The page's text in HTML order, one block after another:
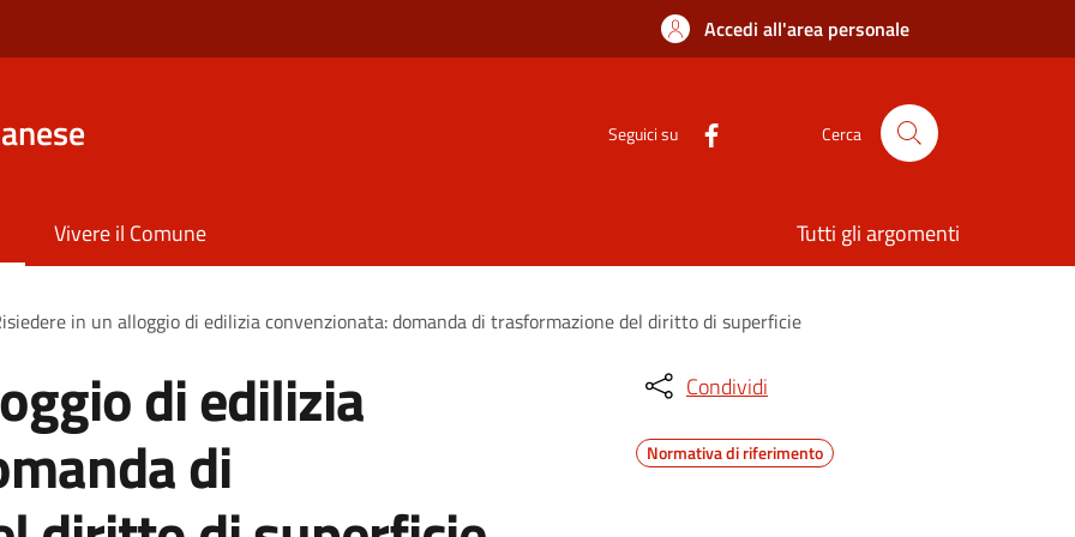
Accedi all'area personale
Seguici su Cerca
Vivere il Comune Tutti gli argomenti
in un alloggio di edilizia convenzionata: domanda di trasformazione del diritto di superficie
di edilizia
di
Condividi
Normativa di riferimento